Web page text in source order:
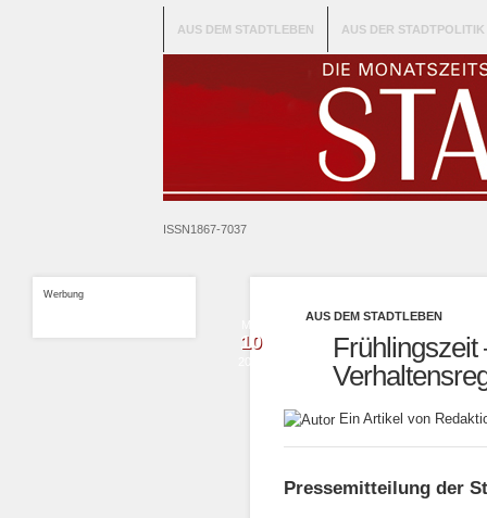
ISSN1867-7037
AUS DEM STADTLEBEN AUS DER STADTPOLITIK
Mai
10
AUS DEM STADTLEBEN
Frühlingszeit
Ein Artikel von
Pressemitteilung der
Werbung